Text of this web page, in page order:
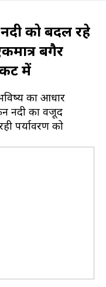
को बदल रहे
बगैर
में
का आधार
नदी का वजूद
पर्यावरण को